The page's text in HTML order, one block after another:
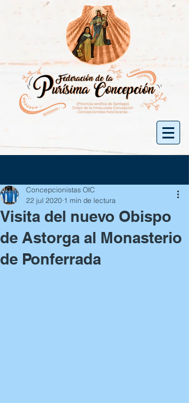
Visita del nuevo Obispo
de Astorga al Monasterio
de Ponferrada
Concepcionistas OIC
22 jul 2020 1 min de lectura